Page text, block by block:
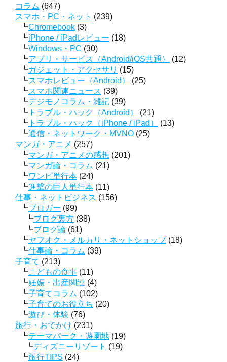
コラム (647)
スマホ・PC・ネット (239)
Chromebook (3)
iPhone / iPadレビュー (18)
Windows・PC (30)
アプリ・サービス（Android/iOS共通）
(12)
ガジェット・アクセサリ (15)
スマホレビュー（Android）
(25)
スマホ関連ニュース (39)
デジモノコラム・雑記 (39)
トラブル・ハック（Android）
(21)
トラブル・ハック（iPhone / iPad）
(13)
通信・ネットワーク・MVNO (25)
マンガ・アニメ (257)
マンガ・アニメの感想 (201)
マンガ論・コラム (21)
ワンピ単行本 (24)
進撃の巨人単行本 (11)
仕事・ネットビジネス (156)
ブロガー (99)
ブログ裏方 (38)
ブログ論 (61)
ヤフオク・メルカリ・ネットショップ(18)
仕事論・コラム (39)
子育て (213)
こどもの食事 (11)
妊娠・出産関連 (4)
子育てコラム (102)
子育てのお役立ち (20)
遊び・体験 (76)
旅行・おでかけ (231)
テーマパーク・遊園地 (19)
ディズニーリゾート (19)
旅行TIPS (24)